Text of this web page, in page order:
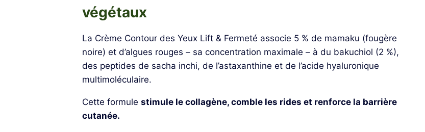
végétaux
La Crème Contour des Yeux Lift & Fermeté associe 5 % de mamaku (fougère
noire) et d’algues rouges – sa concentration maximale – à du bakuchiol (2 %),
des peptides de sacha inchi, de l’astaxanthine et de l’acide hyaluronique
multimoléculaire.
Cette formule stimule le collagène, comble les rides et renforce la barrière
cutanée.